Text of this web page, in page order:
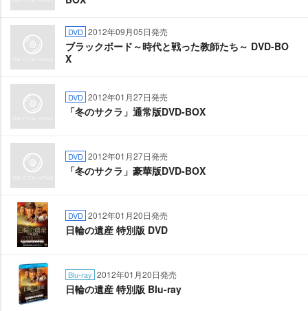
DVD 2012年09月05日発売
ブラックボード～時代と戦った教師たち～ DVD-BO
X
DVD 2012年01月27日発売
「冬のサクラ」通常版DVD-BOX
DVD 2012年01月27日発売
「冬のサクラ」豪華版DVD-BOX
DVD 2012年01月20日発売
日輪の遺産 特別版 DVD
Blu-ray 2012年01月20日発売
日輪の遺産 特別版 Blu-ray